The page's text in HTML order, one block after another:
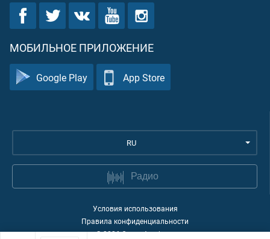
МОБИЛЬНОЕ ПРИЛОЖЕНИЕ
Google Play App Store
RU
Радио
Условия использования
Правила конфиденциальности
©2026Quran Academy